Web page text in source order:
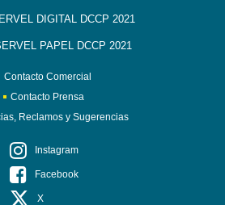
DIGITAL DCCP 2021
PAPEL DCCP 2021
Contacto Comercial
Contacto Prensa
Reclamos y Sugerencias
Instagram
Facebook
X